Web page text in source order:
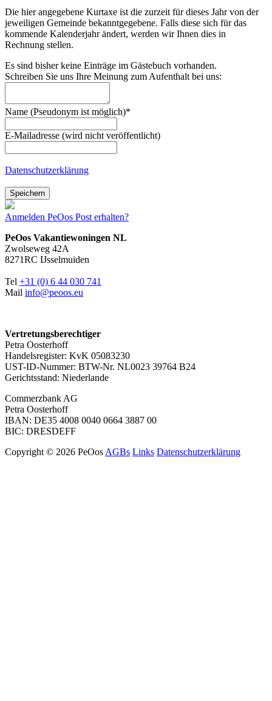
Die hier angegebene Kurtaxe ist die zurzeit für dieses Jahr von der
jeweiligen Gemeinde bekanntgegebene. Falls diese sich für das
kommende Kalenderjahr ändert, werden wir Ihnen dies in
Rechnung stellen.
Es sind bisher keine Einträge im Gästebuch vorhanden.
Schreiben Sie uns Ihre Meinung zum Aufenthalt bei uns:
Name (Pseudonym ist möglich)*
E-Mailadresse (wird nicht veröffentlicht)
Datenschutzerklärung
Speichern
Anmelden PeOos Post erhalten?
PeOos Vakantiewoningen NL
Zwolseweg 42A
8271RC IJsselmuiden
Tel +31 (0) 6 44 030 741
Mail info@peoos.eu
Vertretungsberechtiger
Petra Oosterhoff
Handelsregister: KvK 05083230
UST-ID-Nummer: BTW-Nr. NL0023 39764 B24
Gerichtsstand: Niederlande
Commerzbank AG
Petra Oosterhoff
IBAN: DE35 4008 0040 0664 3887 00
BIC: DRESDEFF
Copyright © 2026 PeOos AGBs Links Datenschutzerklärung